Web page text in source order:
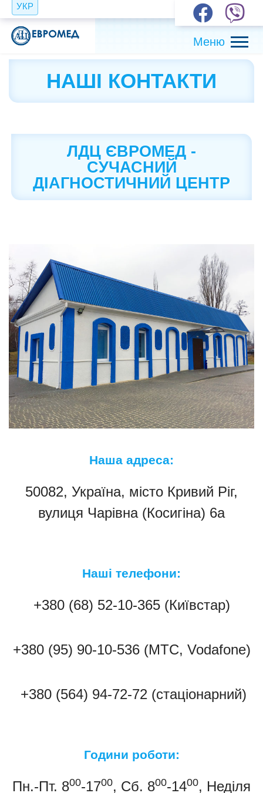
УКР
НАШІ КОНТАКТИ
ЛДЦ ЄВРОМЕД -
СУЧАСНИЙ
ДІАГНОСТИЧНИЙ ЦЕНТР
Наша адреса:
50082, Україна, місто Кривий Ріг,
вулиця Чарівна (Косигіна) 6а
Наші телефони:
+380 (68) 52-10-365 (Київстар)
+380 (95) 90-10-536 (МТС, Vodafone)
+380 (564) 94-72-72 (стаціонарний)
Години роботи:
Пн.-Пт. 800-1700, Сб. 800-1400, Неділя